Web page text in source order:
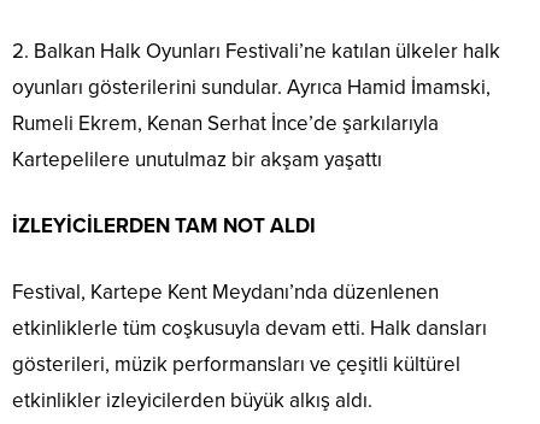
2. Balkan Halk Oyunları Festivali’ne katılan ülkeler halk
oyunları gösterilerini sundular. Ayrıca Hamid İmamski,
Rumeli Ekrem, Kenan Serhat İnce’de şarkılarıyla
Kartepelilere unutulmaz bir akşam yaşattı
İZLEYİCİLERDEN TAM NOT ALDI
Festival, Kartepe Kent Meydanı’nda düzenlenen
etkinliklerle tüm coşkusuyla devam etti. Halk dansları
gösterileri, müzik performansları ve çeşitli kültürel
etkinlikler izleyicilerden büyük alkış aldı.